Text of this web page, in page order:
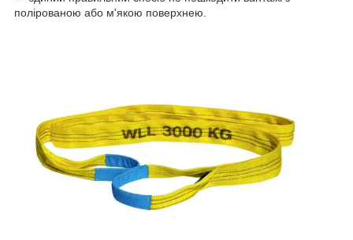
полірованою або м'якою поверхнею.